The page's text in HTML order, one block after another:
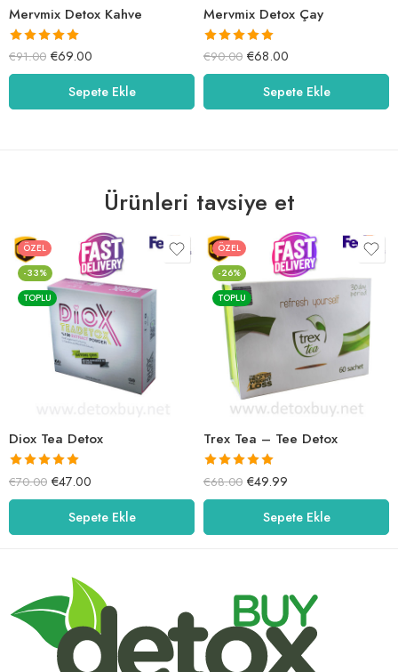
Mervmix Detox Kahve
5 üzerinden
5.00oy aldı
€91.00 €69.00
Sepete Ekle
Mervmix Detox Çay
5 üzerinden
5.00oy aldı
€90.00 €68.00
Sepete Ekle
Ürünleri tavsiye et
ÖZEL
-33%
TOPLU
Diox Tea Detox
5 üzerinden
5.00oy aldı
€70.00 €47.00
Sepete Ekle
ÖZEL
-26%
TOPLU
Trex Tea – Tee Detox
5 üzerinden
5.00oy aldı
€68.00 €49.99
Sepete Ekle